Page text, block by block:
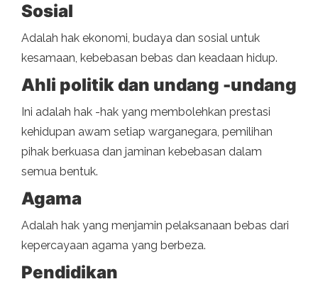
Sosial
Adalah hak ekonomi, budaya dan sosial untuk
kesamaan, kebebasan bebas dan keadaan hidup.
Ahli politik dan undang -undang
Ini adalah hak -hak yang membolehkan prestasi
kehidupan awam setiap warganegara, pemilihan
pihak berkuasa dan jaminan kebebasan dalam
semua bentuk.
Agama
Adalah hak yang menjamin pelaksanaan bebas dari
kepercayaan agama yang berbeza.
Pendidikan